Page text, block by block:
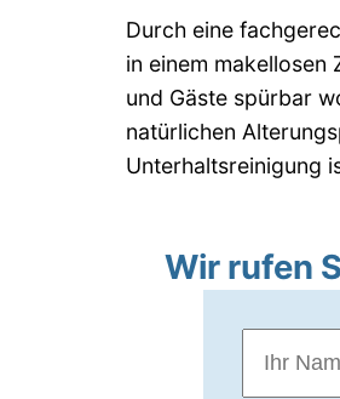
Durch eine
in einem makellosen
und Gäste spürbar
natürlichen
Unterhaltsreinigung
Wir rufen